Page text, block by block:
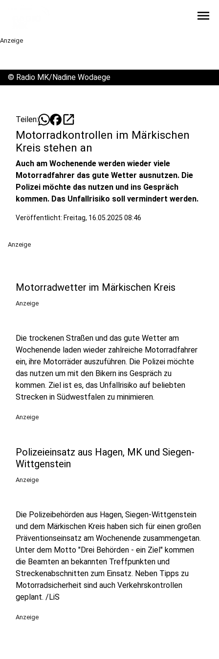
menu
Anzeige
© Radio MK/Nadine Wodaege
Teilen: open_in_new
Motorradkontrollen im Märkischen
Kreis stehen an
Auch am Wochenende werden wieder viele
Motorradfahrer das gute Wetter ausnutzen. Die
Polizei möchte das nutzen und ins Gespräch
kommen. Das Unfallrisiko soll vermindert werden.
Veröffentlicht: Freitag, 16.05.2025 08:46
Anzeige
Motorradwetter im Märkischen Kreis
Anzeige
Die trockenen Straßen und das gute Wetter am
Wochenende laden wieder zahlreiche Motorradfahrer
ein, ihre Motorräder auszuführen. Die Polizei möchte
das nutzen um mit den Bikern ins Gespräch zu
kommen. Ziel ist es, das Unfallrisiko auf beliebten
Strecken in Südwestfalen zu minimieren.
Anzeige
Polizeieinsatz aus Hagen, MK und Siegen-
Wittgenstein
Anzeige
Die Polizeibehörden aus Hagen, Siegen-Wittgenstein
und dem Märkischen Kreis haben sich für einen großen
Präventionseinsatz am Wochenende zusammengetan.
Unter dem Motto "Drei Behörden - ein Ziel" kommen
die Beamten an bekannten Treffpunkten und
Streckenabschnitten zum Einsatz. Neben Tipps zu
Motorradsicherheit sind auch Verkehrskontrollen
geplant. /LiS
Anzeige